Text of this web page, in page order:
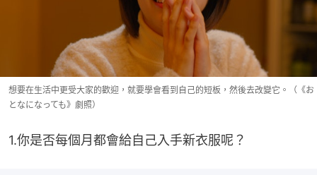
想要在生活中更受大家的歡迎，就要學會看到自己的短板，然後去改變它。（《お
となになっても》劇照）
1.你是否每個月都會給自己入手新衣服呢？